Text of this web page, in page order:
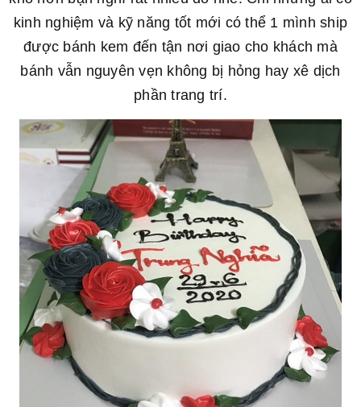
kinh nghiệm và kỹ năng tốt mới có thể 1 mình ship
được bánh kem đến tận nơi giao cho khách mà
bánh vẫn nguyên vẹn không bị hỏng hay xê dịch
phần trang trí.